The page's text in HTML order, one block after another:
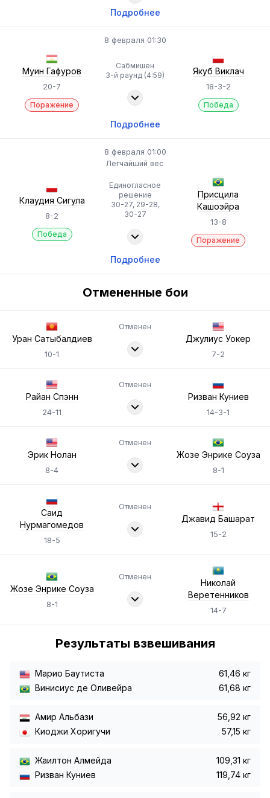
Подробнее
8 февраля 01:30
Муин Гафуров
20-7
Поражение
Сабмишен
3-й раунд (4:59)
Якуб Виклач
18-3-2
Победа
Подробнее
8 февраля 01:00
Легчайший вес
Клаудия Сигула
8-2
Победа
Единогласное
решение
30-27, 29-28,
30-27
Присцила
Кашоэйра
13-8
Поражение
Подробнее
Отмененные бои
Уран Сатыбалдиев
10-1
Отменен
Джулиус Уокер
7-2
Райан Спэнн
24-11
Отменен
Ризван Куниев
14-3-1
Эрик Нолан
8-4
Отменен
Жозе Энрике Соуза
8-1
Саид
Нурмагомедов
18-5
Отменен
Джавид Башарат
15-2
Жозе Энрике Соуза
8-1
Отменен
Николай
Веретенников
14-7
Результаты взвешивания
Марио Баутиста
61,46 кг
Винисиус де Оливейра
61,68 кг
Амир Альбази
56,92 кг
Киоджи Хоригучи
57,15 кг
Жаилтон Алмейда
109,31 кг
Ризван Куниев
119,74 кг